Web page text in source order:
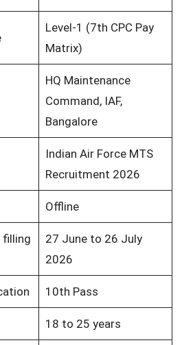
Level-1 (7th CPC Pay
Matrix)
HQ Maintenance
Command, IAF,
Bangalore
Indian Air Force MTS
Recruitment 2026
Offline
27 June to 26 July
2026
10th Pass
18 to 25 years